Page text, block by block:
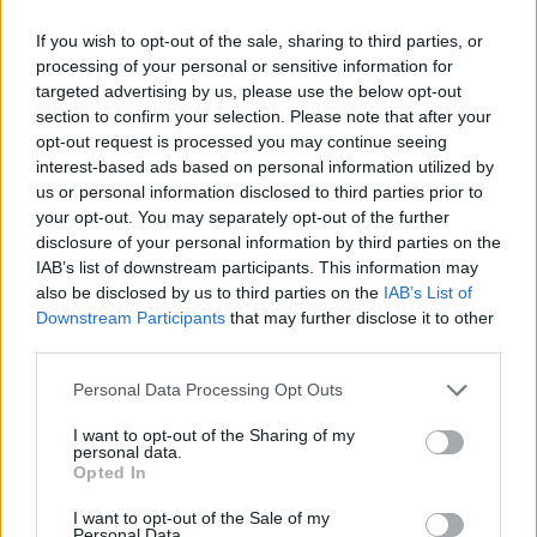
If you wish to opt-out of the sale, sharing to third parties, or
processing of your personal or sensitive information for
targeted advertising by us, please use the below opt-out
section to confirm your selection. Please note that after your
opt-out request is processed you may continue seeing
interest-based ads based on personal information utilized by
us or personal information disclosed to third parties prior to
your opt-out. You may separately opt-out of the further
disclosure of your personal information by third parties on the
IAB’s list of downstream participants. This information may
also be disclosed by us to third parties on the IAB’s List of
Downstream Participants that may further disclose it to other
Personal Data Processing Opt Outs
I want to opt-out of the Sharing of my
personal data.
Opted In
I want to opt-out of the Sale of my
Ιός Δυτικού Νείλου: Όλη η Αττική στο επίκεντρο των
κρουσμάτων
09:43
Ηράκλειο: Ποια θέματα περιλαμβάνει η εβδομαδιαία
ανασκόπηση του Δημάρχου
09:41
Γερμανία: Νέα έρευνα για την άμυνα απέναντι στα drones
ΠΕΡΙΣΣΟΤΕΡΑ
ΣΧΕΤΙΚA AΡΘΡΑ